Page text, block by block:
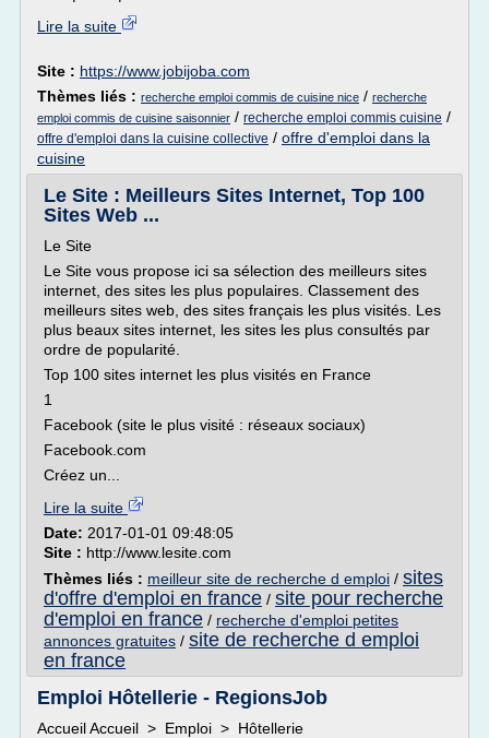
Lire la suite
Site : https://www.jobijoba.com
Thèmes liés : recherche emploi commis de cuisine nice / recherche
emploi commis de cuisine saisonnier / recherche emploi commis cuisine /
offre d'emploi dans la cuisine collective / offre d'emploi dans la
cuisine
Le Site : Meilleurs Sites Internet, Top 100
Sites Web ...
Le Site
Le Site vous propose ici sa sélection des meilleurs sites
internet, des sites les plus populaires. Classement des
meilleurs sites web, des sites français les plus visités. Les
plus beaux sites internet, les sites les plus consultés par
ordre de popularité.
Top 100 sites internet les plus visités en France
1
Facebook (site le plus visité : réseaux sociaux)
Facebook.com
Créez un...
Lire la suite
Date: 2017-01-01 09:48:05
Site : http://www.lesite.com
Thèmes liés : meilleur site de recherche d emploi / sites
d'offre d'emploi en france / site pour recherche
d'emploi en france / recherche d'emploi petites
annonces gratuites / site de recherche d emploi
en france
Emploi Hôtellerie - RegionsJob
Accueil Accueil > Emploi > Hôtellerie